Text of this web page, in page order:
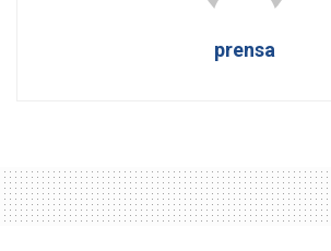
prensa